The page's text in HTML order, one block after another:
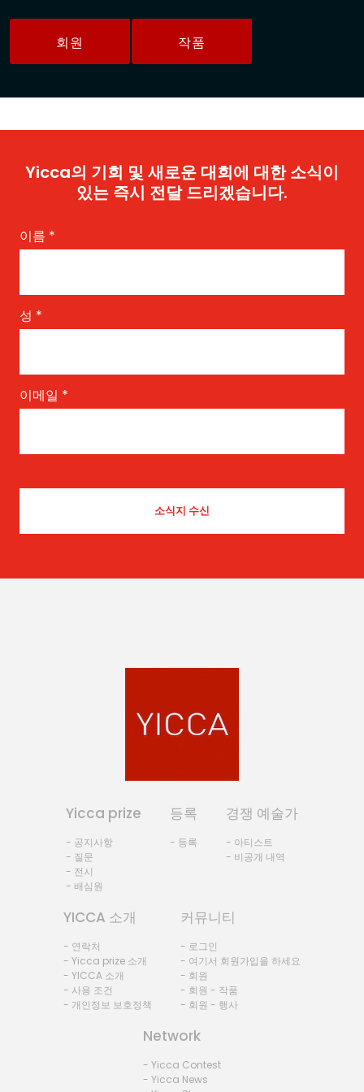
회원 작품
Yicca의 기회 및 새로운 대회에 대한 소식이
있는 즉시 전달 드리겠습니다.
이름 *
성 *
이메일 *
Yicca prize
- 공지사항
- 질문
- 전시
- 배심원
등록
- 등록
경쟁 예술가
- 아티스트
- 비공개 내역
YICCA 소개
- 연락처
- Yicca prize 소개
- YICCA 소개
- 사용 조건
- 개인정보 보호정책
커뮤니티
- 로그인
- 여기서 회원가입을 하세요
- 회원
- 회원 - 작품
- 회원 - 행사
Network
- Yicca Contest
- Yicca News